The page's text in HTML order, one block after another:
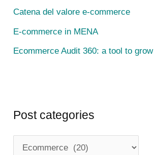
r
:
Catena del valore e-commerce
E-commerce in MENA
Ecommerce Audit 360: a tool to grow
Post categories